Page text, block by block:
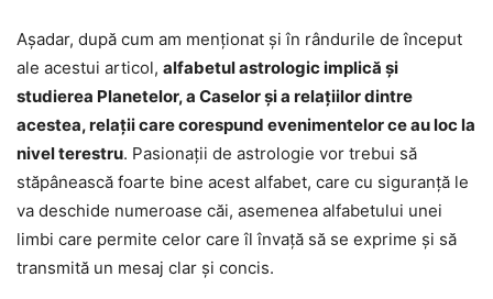
Așadar, după cum am menționat și în rândurile de început
ale acestui articol, alfabetul astrologic implică și
studierea Planetelor, a Caselor și a relațiilor dintre
acestea, relații care corespund evenimentelor ce au loc la
nivel terestru. Pasionații de astrologie vor trebui să
stăpânească foarte bine acest alfabet, care cu siguranță le
va deschide numeroase căi, asemenea alfabetului unei
limbi care permite celor care îl învață să se exprime și să
transmită un mesaj clar și concis.